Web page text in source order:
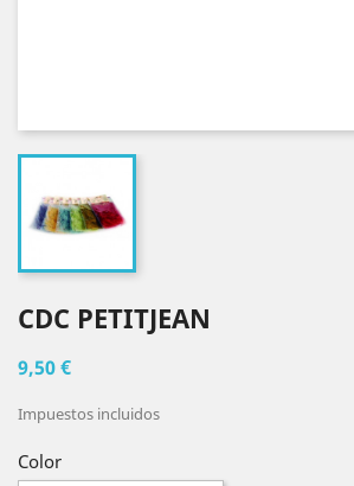
CDC PETITJEAN
9,50 €
Impuestos incluidos
Color